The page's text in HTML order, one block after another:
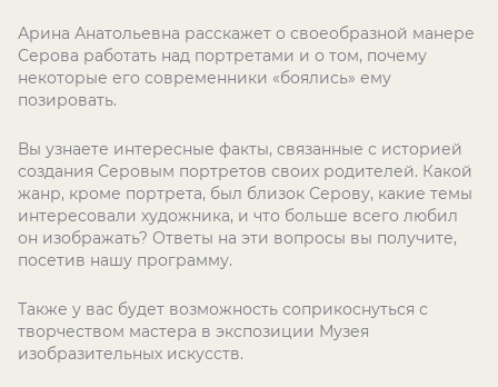
Арина Анатольевна расскажет о своеобразной манере
Серова работать над портретами и о том, почему
некоторые его современники «боялись» ему
позировать.
Вы узнаете интересные факты, связанные с историей
создания Серовым портретов своих родителей. Какой
жанр, кроме портрета, был близок Серову, какие темы
интересовали художника, и что больше всего любил
он изображать? Ответы на эти вопросы вы получите,
посетив нашу программу.
Также у вас будет возможность соприкоснуться с
творчеством мастера в экспозиции Музея
изобразительных искусств.